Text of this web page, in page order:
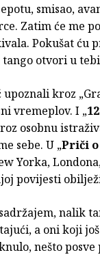
smisao,
Zatim će me
Pokušat ću
otvori u
kroz
vremeplov. I „
osobnu
sebe. U „Priči
Yorka,
povijesti
nalik
a oni koji
nešto